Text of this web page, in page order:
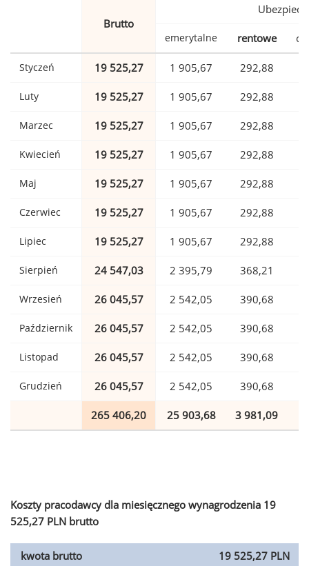
Brutto
emerytalne rentowe
Styczeń 19 525,27 1 905,67 292,88
Luty 19 525,27 1 905,67 292,88
Marzec 19 525,27 1 905,67 292,88
Kwiecień 19 525,27 1 905,67 292,88
Maj 19 525,27 1 905,67 292,88
Czerwiec 19 525,27 1 905,67 292,88
Lipiec 19 525,27 1 905,67 292,88
Sierpień 24 547,03 2 395,79 368,21
Wrzesień 26 045,57 2 542,05 390,68
Październik 26 045,57 2 542,05 390,68
Listopad 26 045,57 2 542,05 390,68
Grudzień 26 045,57 2 542,05 390,68
265 406,20 25 903,68 3 981,09
Koszty pracodawcy dla miesięcznego wynagrodzenia 19
525,27 PLN brutto
kwota brutto
19 525,27 PLN